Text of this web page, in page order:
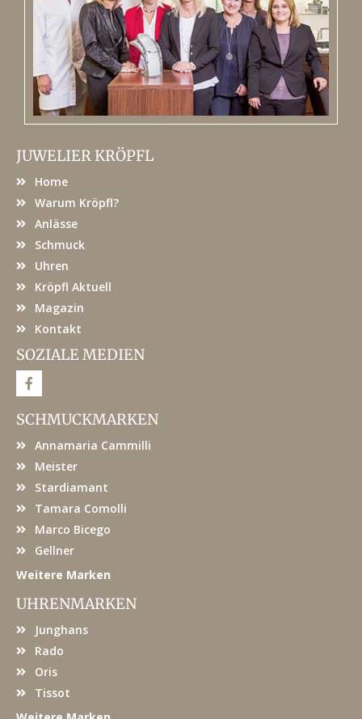
JUWELIER KRÖPFL
Home
Warum Kröpfl?
Anlässe
Schmuck
Uhren
Kröpfl Aktuell
Magazin
Kontakt
SOZIALE MEDIEN
F
a
e
b
o
SCHMUCKMARKEN
Annamaria Cammilli
Meister
Stardiamant
Tamara Comolli
Marco Bicego
Gellner
Weitere Marken
UHRENMARKEN
Junghans
Rado
Oris
Tissot